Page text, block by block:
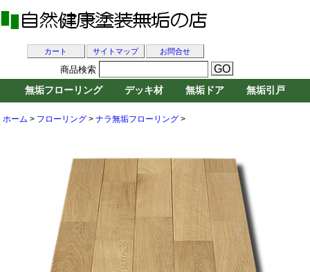
ホーム > フローリング > ナラ無垢フローリング >
カート サイトマップ お問合せ
商品検索
無垢フローリング デッキ材 無垢ドア 無垢引戸